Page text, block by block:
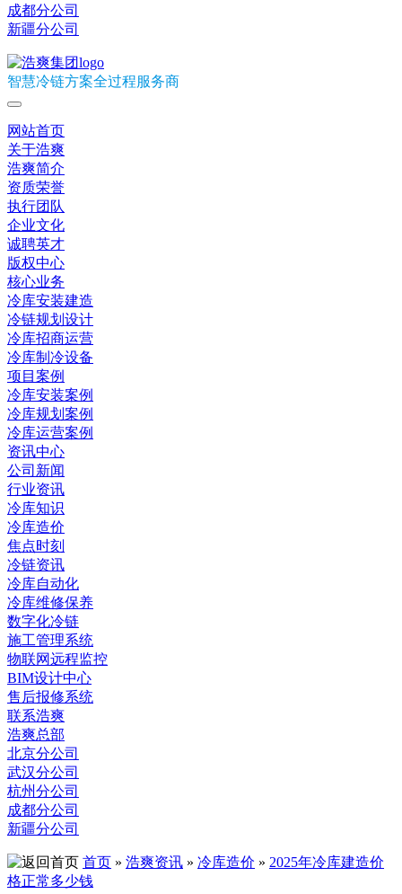
成都分公司
新疆分公司
智慧冷链方案全过程服务商
网站首页
关于浩爽
浩爽简介
资质荣誉
执行团队
企业文化
诚聘英才
版权中心
核心业务
冷库安装建造
冷链规划设计
冷库招商运营
冷库制冷设备
项目案例
冷库安装案例
冷库规划案例
冷库运营案例
资讯中心
公司新闻
行业资讯
冷库知识
冷库造价
焦点时刻
冷链资讯
冷库自动化
冷库维修保养
数字化冷链
施工管理系统
物联网远程监控
BIM设计中心
售后报修系统
联系浩爽
浩爽总部
北京分公司
武汉分公司
杭州分公司
成都分公司
新疆分公司
首页 » 浩爽资讯 » 冷库造价 » 2025年冷库建造价
格正常多少钱